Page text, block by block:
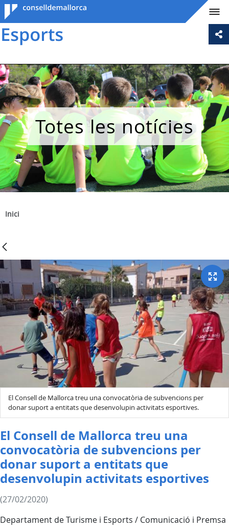
Consell de
Mallorca
Totes les notícies
Inici
El Consell de Mallorca treu una convocatòria de subvencions per
donar suport a entitats que desenvolupin activitats esportives.
El Consell de Mallorca treu una
convocatòria de subvencions per
donar suport a entitats que
desenvolupin activitats esportives
(27/02/2020)
Departament de Turisme i Esports / Comunicació i Premsa